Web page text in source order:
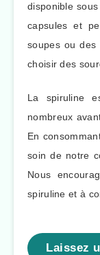
disponible
capsules et
soupes ou des
choisir des
La spiruline
nombreux
En
soin de notre
Nous
spiruline et à
Laissez